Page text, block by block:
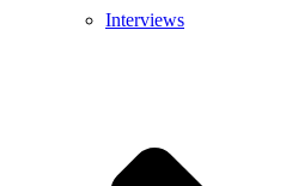
Interviews